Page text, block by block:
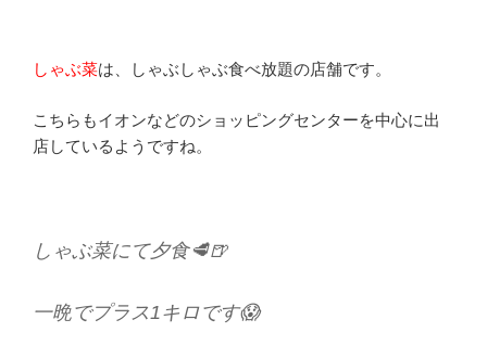
しゃぶ菜は、しゃぶしゃぶ食べ放題の店舗です。
こちらもイオンなどのショッピングセンターを中心に出
店しているようですね。
しゃぶ菜にて夕食🥩🍺
一晩でプラス1キロです😱